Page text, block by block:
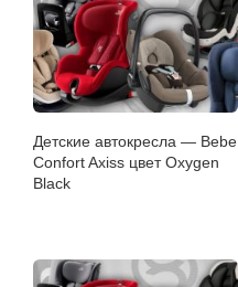
Детские автокресла — Bebe
Confort Axiss цвет Oxygen
Black